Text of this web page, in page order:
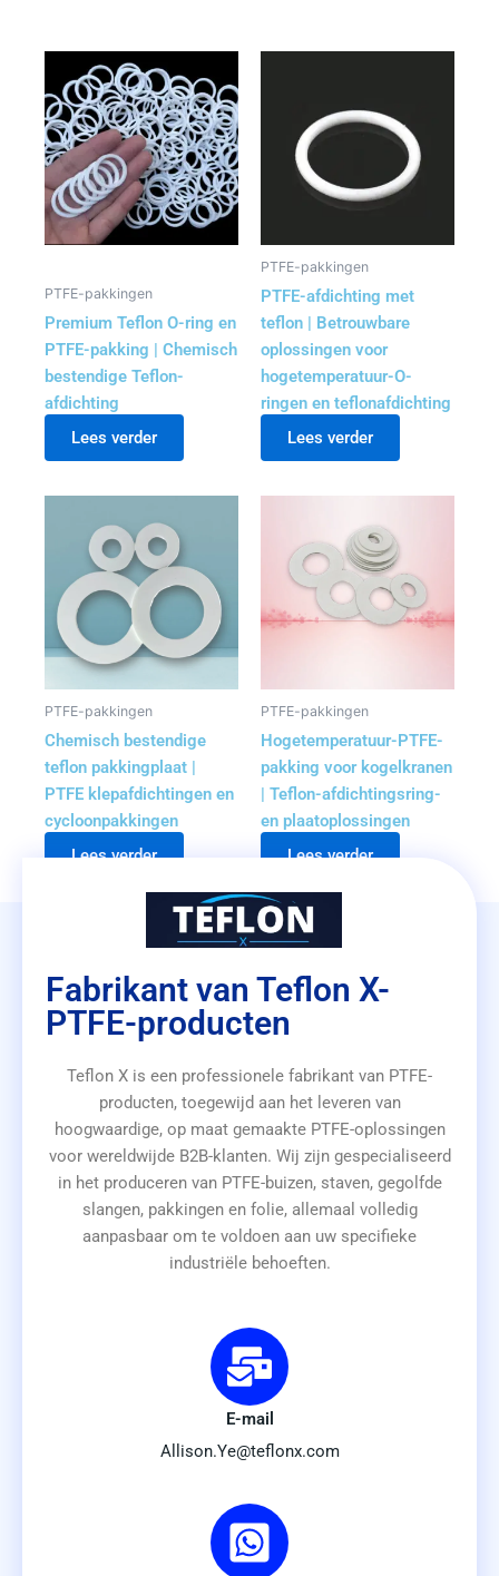
PTFE-pakkingen
Premium Teflon O-ring en
PTFE-pakking | Chemisch
bestendige Teflon-
afdichting
Lees verder
PTFE-pakkingen
PTFE-afdichting met
teflon | Betrouwbare
oplossingen voor
hogetemperatuur-O-
ringen en teflonafdichting
Lees verder
PTFE-pakkingen
Chemisch bestendige
teflon pakkingplaat |
PTFE klepafdichtingen en
cycloonpakkingen
Lees verder
PTFE-pakkingen
Hogetemperatuur-PTFE-
pakking voor kogelkranen
| Teflon-afdichtingsring-
en plaatoplossingen
Lees verder
Fabrikant van Teflon X-
PTFE-producten
Teflon X is een professionele fabrikant van PTFE-
producten, toegewijd aan het leveren van
hoogwaardige, op maat gemaakte PTFE-oplossingen
voor wereldwijde B2B-klanten. Wij zijn gespecialiseerd
in het produceren van PTFE-buizen, staven, gegolfde
slangen, pakkingen en folie, allemaal volledig
aanpasbaar om te voldoen aan uw specifieke
industriële behoeften.
E-mail
Allison.Ye@teflonx.com